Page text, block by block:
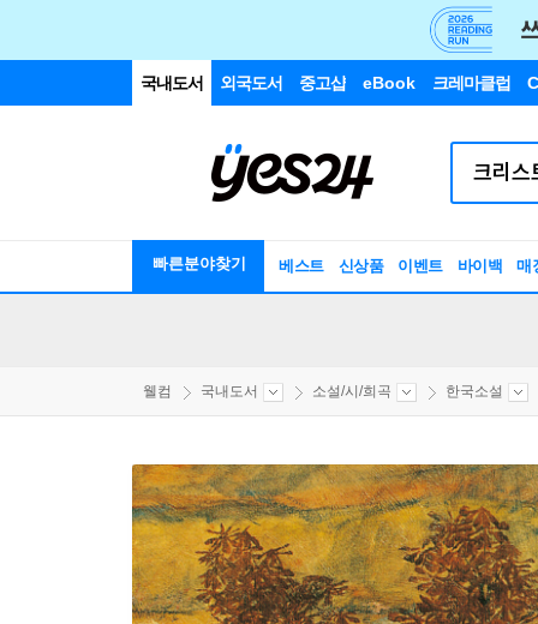
국내도서 외국도서 중고샵 eBook 크레마클럽
빠른분야찾기 베스트 신상품 이벤트 바이백 매
웰컴 국내도서 소설/시/희곡 한국소설